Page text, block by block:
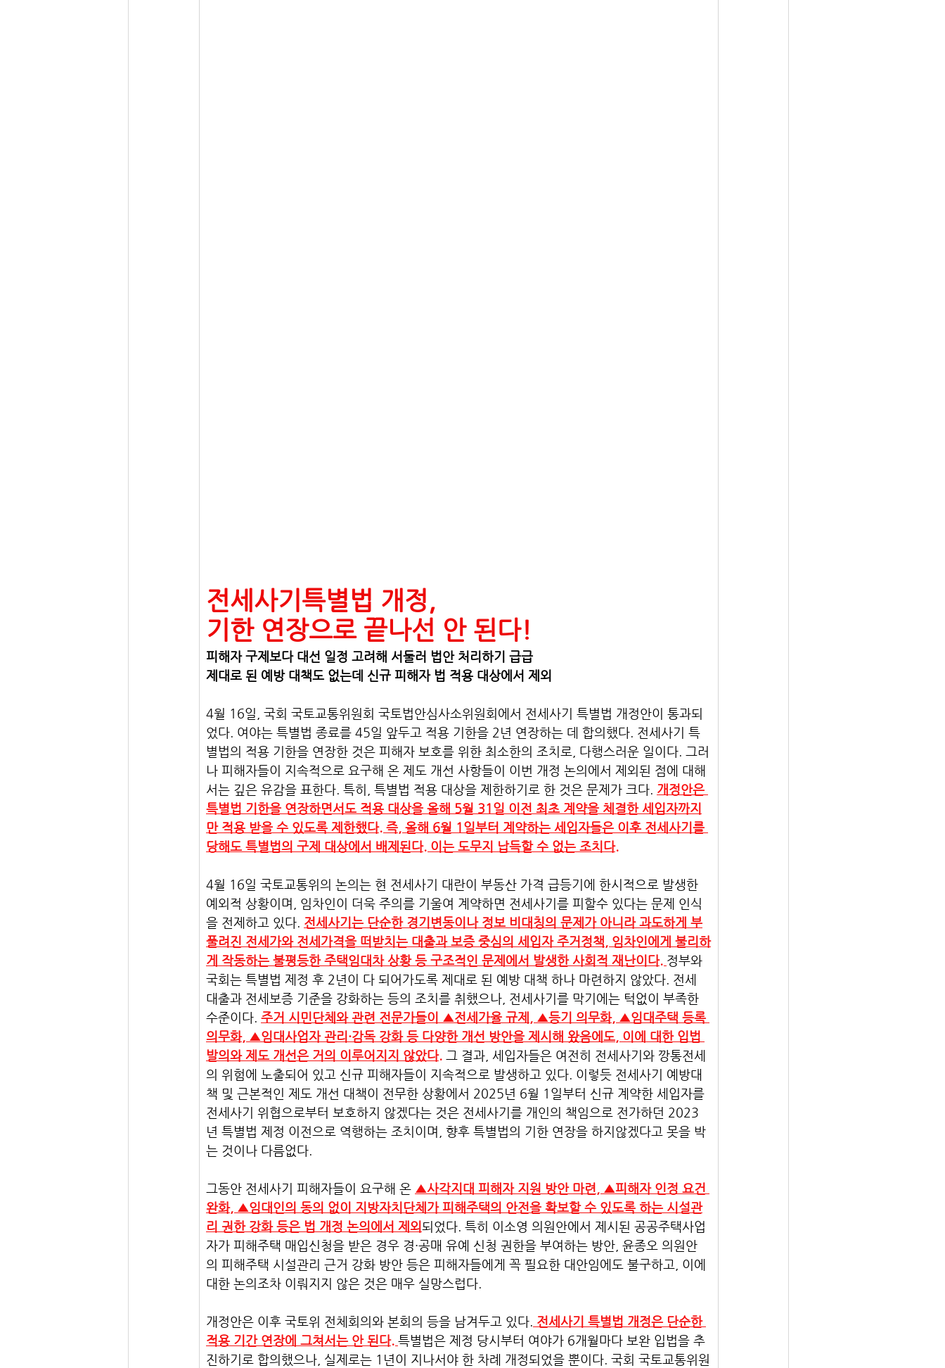
​전세사기특별법 개정,
기한 연장으로 끝나선 안 된다!
피해자 구제보다 대선 일정 고려해 서둘러 법안 처리하기 급급
제대로 된 예방 대책도 없는데 신규 피해자 법 적용 대상에서 제외
4월 16일, 국회 국토교통위원회 국토법안심사소위원회에서 전세사기 특별법 개정안이 통과되
었다. 여야는 특별법 종료를 45일 앞두고 적용 기한을 2년 연장하는 데 합의했다. 전세사기 특
별법의 적용 기한을 연장한 것은 피해자 보호를 위한 최소한의 조치로, 다행스러운 일이다. 그러
나 피해자들이 지속적으로 요구해 온 제도 개선 사항들이 이번 개정 논의에서 제외된 점에 대해
서는 깊은 유감을 표한다. 특히, 특별법 적용 대상을 제한하기로 한 것은 문제가 크다. 개정안은
특별법 기한을 연장하면서도 적용 대상을 올해 5월 31일 이전 최초 계약을 체결한 세입자까지
만 적용 받을 수 있도록 제한했다. 즉, 올해 6월 1일부터 계약하는 세입자들은 이후 전세사기를
당해도 특별법의 구제 대상에서 배제된다. 이는 도무지 납득할 수 없는 조치다.
4월 16일 국토교통위의 논의는 현 전세사기 대란이 부동산 가격 급등기에 한시적으로 발생한
예외적 상황이며, 임차인이 더욱 주의를 기울여 계약하면 전세사기를 피할수 있다는 문제 인식
을 전제하고 있다. 전세사기는 단순한 경기변동이나 정보 비대칭의 문제가 아니라 과도하게 부
풀려진 전세가와 전세가격을 떠받치는 대출과 보증 중심의 세입자 주거정책, 임차인에게 불리하
게 작동하는 불평등한 주택임대차 상황 등 구조적인 문제에서 발생한 사회적 재난이다. 정부와
국회는 특별법 제정 후 2년이 다 되어가도록 제대로 된 예방 대책 하나 마련하지 않았다. 전세
대출과 전세보증 기준을 강화하는 등의 조치를 취했으나, 전세사기를 막기에는 턱없이 부족한
수준이다. 주거 시민단체와 관련 전문가들이 ▲전세가율 규제, ▲등기 의무화, ▲임대주택 등록
의무화, ▲임대사업자 관리·감독 강화 등 다양한 개선 방안을 제시해 왔음에도, 이에 대한 입법
발의와 제도 개선은 거의 이루어지지 않았다. 그 결과, 세입자들은 여전히 전세사기와 깡통전세
의 위험에 노출되어 있고 신규 피해자들이 지속적으로 발생하고 있다. 이렇듯 전세사기 예방대
책 및 근본적인 제도 개선 대책이 전무한 상황에서 2025년 6월 1일부터 신규 계약한 세입자를
전세사기 위협으로부터 보호하지 않겠다는 것은 전세사기를 개인의 책임으로 전가하던 2023
년 특별법 제정 이전으로 역행하는 조치이며, 향후 특별법의 기한 연장을 하지않겠다고 못을 박
는 것이나 다름없다.
그동안 전세사기 피해자들이 요구해 온 ▲사각지대 피해자 지원 방안 마련, ▲피해자 인정 요건
완화, ▲임대인의 동의 없이 지방자치단체가 피해주택의 안전을 확보할 수 있도록 하는 시설관
리 권한 강화 등은 법 개정 논의에서 제외되었다. 특히 이소영 의원안에서 제시된 공공주택사업
자가 피해주택 매입신청을 받은 경우 경·공매 유예 신청 권한을 부여하는 방안, 윤종오 의원안
의 피해주택 시설관리 근거 강화 방안 등은 피해자들에게 꼭 필요한 대안임에도 불구하고, 이에
대한 논의조차 이뤄지지 않은 것은 매우 실망스럽다.
개정안은 이후 국토위 전체회의와 본회의 등을 남겨두고 있다. 전세사기 특별법 개정은 단순한
적용 기간 연장에 그쳐서는 안 된다. 특별법은 제정 당시부터 여야가 6개월마다 보완 입법을 추
진하기로 합의했으나, 실제로는 1년이 지나서야 한 차례 개정되었을 뿐이다. 국회 국토교통위원